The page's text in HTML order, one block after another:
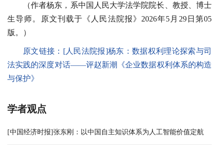
（作者杨东，系中国人民大学法学院院长、教授、博士
生导师。原文刊载于《人民法院报》2026年5月29日第05
版。）
原文链接：[人民法院报]杨东：数据权利理论探索与司
法实践的深度对话——评赵新潮《企业数据权利体系的构造
与保护》
学者观点
[中国经济时报]张东刚：以中国自主知识体系为人工智能价值定航